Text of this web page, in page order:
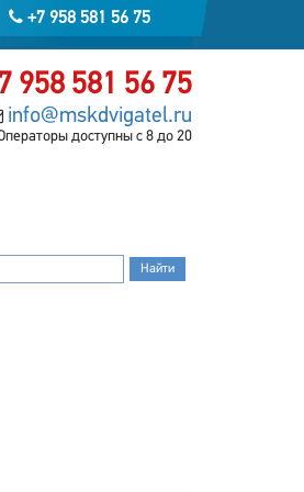
+7 958 581 56 75
958 581 56 75
info@mskdvigatel.ru
доступны с 8 до 20